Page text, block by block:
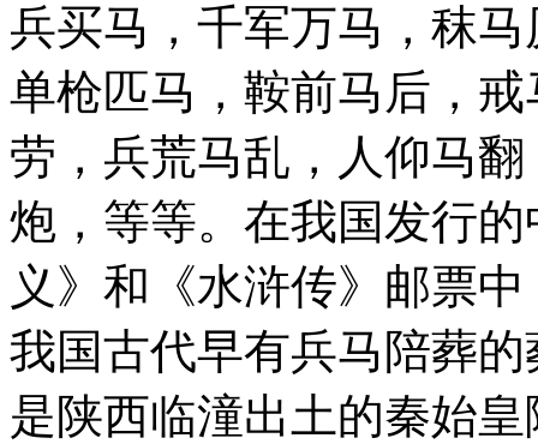
兵买马，千军万马，秣
单枪匹马，鞍前马后，
劳，兵荒马乱，人仰马
炮，等等。在我国发行
义》和《水浒传》邮票
我国古代早有兵马陪葬
是陕西临潼出土的秦始